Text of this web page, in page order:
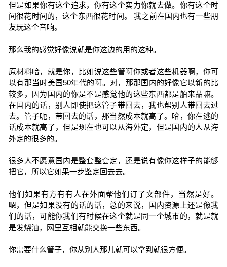
但是如果你有这个追求，你有这个实力你就去做。你有这个时
间很花时间的，这个东西很花时间。 我之前在国内也有一些朋
友玩这个音响。
那么我的感觉好像说就是你这边的用的这种。
原材料哈，就是你，比如说这些管啊你或者这些机器啊，你可
以有那当时美国50年代的啊。对，那那国内的好像它以新的比
较多，因为国内的你是不是感觉他的这些东西都是舶来品嘛。
在国内的话，别人即使把这管子带回去，我也帮别人带回去过
去。管子呃，带回去的话，那当然成本就高了。哈，你在逃的
话成本就高了，但是现在也可以从海外定，但是国内的人从海
外定的很多的。
很多人不愿意国内是整套整套定，还是说有像你这样子的能够
把它，所以它如果一步鉴定回去去。
他们如果有方有有人在外面帮他们订了文部件，当然是好。
嗯，但是如果没有的话的话，总的来说，国内资源上还是像我
们的话，可能你我们有时候在这个就是同一个城市的，就是就
是发烧油，网里互相就能交换一些东西。
你需要什么管子，你从别人那儿就可以拿到就很方便。